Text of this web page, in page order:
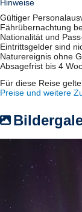
Hinweise
Gültiger
Fährübernachtung
Nationalität und
Eintrittsgelder sind
Naturereignis ohne
Absagefrist bis 4
Für diese Reise
Preise und weitere